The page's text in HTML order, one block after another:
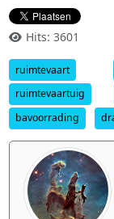
Hits: 3601
ruimtevaart
ruimtevaartuig
bavoorrading